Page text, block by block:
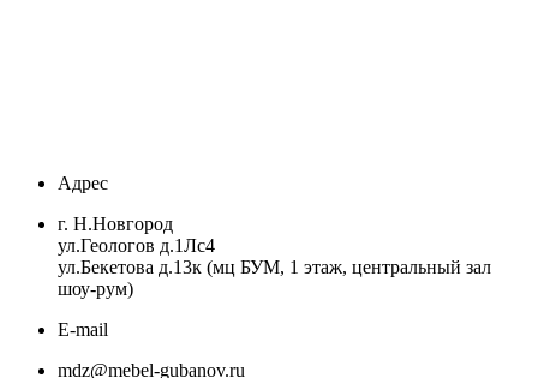
Адрес
г. Н.Новгород
ул.Геологов д.1Лс4
ул.Бекетова д.13к (мц БУМ, 1 этаж, центральный зал
шоу-рум)
E-mail
mdz@mebel-gubanov.ru